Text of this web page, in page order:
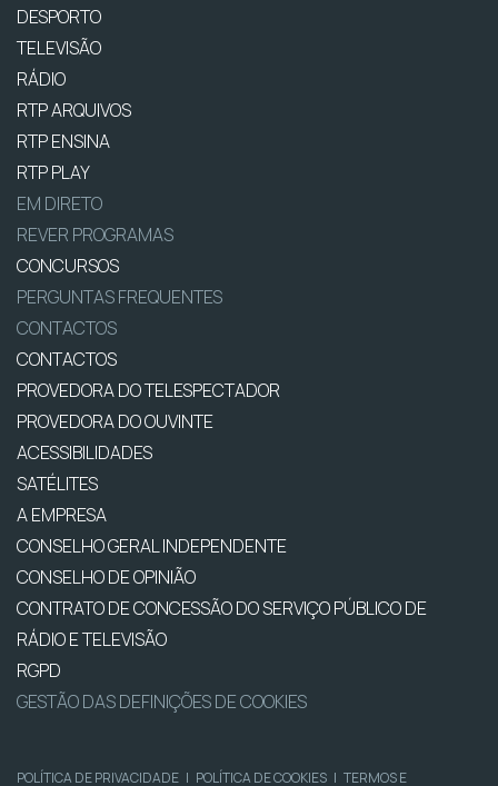
DESPORTO
TELEVISÃO
RÁDIO
RTP ARQUIVOS
RTP ENSINA
RTP PLAY
EM DIRETO
REVER PROGRAMAS
CONCURSOS
PERGUNTAS FREQUENTES
CONTACTOS
CONTACTOS
PROVEDORA DO TELESPECTADOR
PROVEDORA DO OUVINTE
ACESSIBILIDADES
SATÉLITES
A EMPRESA
CONSELHO GERAL INDEPENDENTE
CONSELHO DE OPINIÃO
CONTRATO DE CONCESSÃO DO SERVIÇO PÚBLICO DE
RÁDIO E TELEVISÃO
RGPD
GESTÃO DAS DEFINIÇÕES DE COOKIES
POLÍTICA DE PRIVACIDADE | POLÍTICA DE COOKIES | TERMOS E